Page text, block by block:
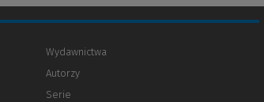
Wydawnictwa
Autorzy
Serie